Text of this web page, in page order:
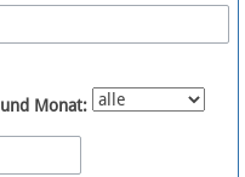
und Monat: